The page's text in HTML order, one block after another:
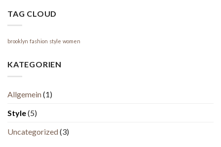
TAG CLOUD
brooklyn fashion style women
KATEGORIEN
Allgemein(1)
Style(5)
Uncategorized(3)